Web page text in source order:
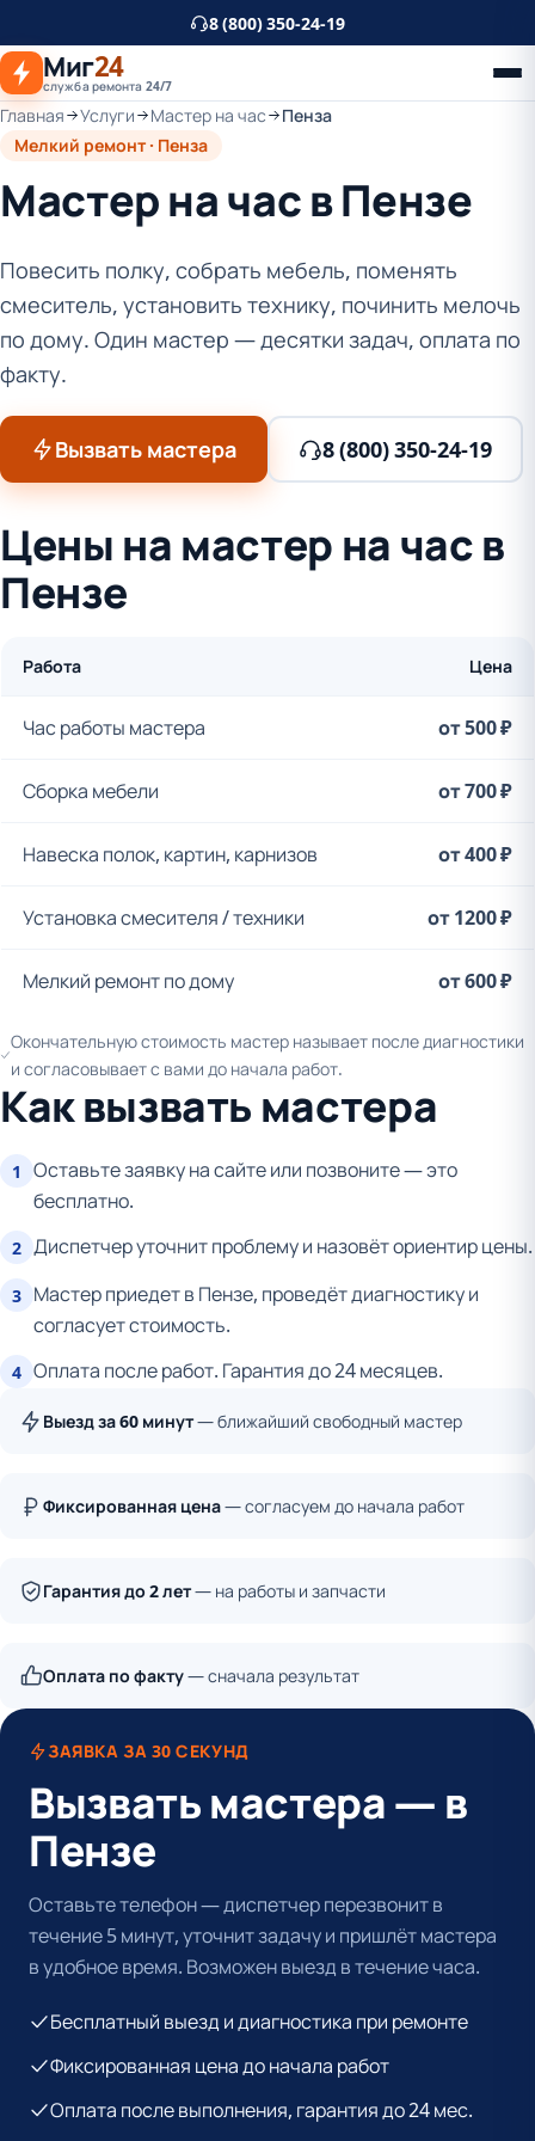
основному
контенту
8 (800) 350-24-19
Миг24
служба ремонта 24/7
Главная Услуги Мастер на час
Пенза
Мелкий ремонт · Пенза
Мастер на час в Пензе
Повесить полку, собрать мебель, поменять
смеситель, установить технику, починить мелочь
по дому. Один мастер — десятки задач, оплата по
факту.
Вызвать мастера 8 (800) 350-24-19
Цены на мастер на час в
Пензе
Работа Цена
Час работы мастера от 500 ₽
Сборка мебели от 700 ₽
Навеска полок, картин, карнизов от 400 ₽
Установка смесителя / техники от 1200 ₽
Мелкий ремонт по дому от 600 ₽
Окончательную стоимость мастер называет после диагностики
и согласовывает с вами до начала работ.
Как вызвать мастера
1
Оставьте заявку на сайте или позвоните — это
бесплатно.
2 Диспетчер уточнит проблему и назовёт ориентир цены.
3 Мастер приедет в Пензе, проведёт диагностику и
согласует стоимость.
4 Оплата после работ. Гарантия до 24 месяцев.
Выезд за 60 минут— ближайший свободный мастер
Фиксированная цена— согласуем до начала работ
Гарантия до 2 лет— на работы и запчасти
Оплата по факту— сначала результат
ЗАЯВКА ЗА 30 СЕКУНД
Вызвать мастера — в
Пензе
Оставьте телефон — диспетчер перезвонит в
течение 5 минут, уточнит задачу и пришлёт мастера
в удобное время. Возможен выезд в течение часа.
Бесплатный выезд и диагностика при ремонте
Фиксированная цена до начала работ
Оплата после выполнения, гарантия до 24 мес.